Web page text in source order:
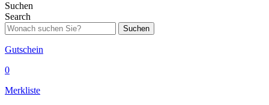
Suchen
Search
Suchen
Gutschein
0
Merkliste